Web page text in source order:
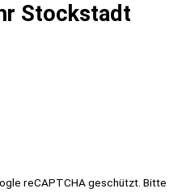
Stockstadt
reCAPTCHA geschützt. Bitte